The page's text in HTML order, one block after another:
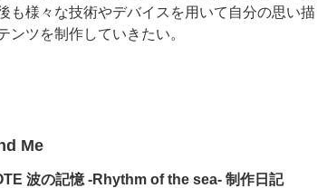
も様々な技術やデバイスを用いて自分の思い
ンツを制作していきたい。
Me
波の記憶 -Rhythm of the sea- 制作日記